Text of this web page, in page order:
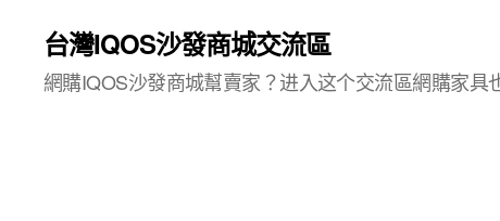
台灣IQOS沙發商城交流區
網購IQOS沙發商城幫賣家？进入这个交流區網購家具